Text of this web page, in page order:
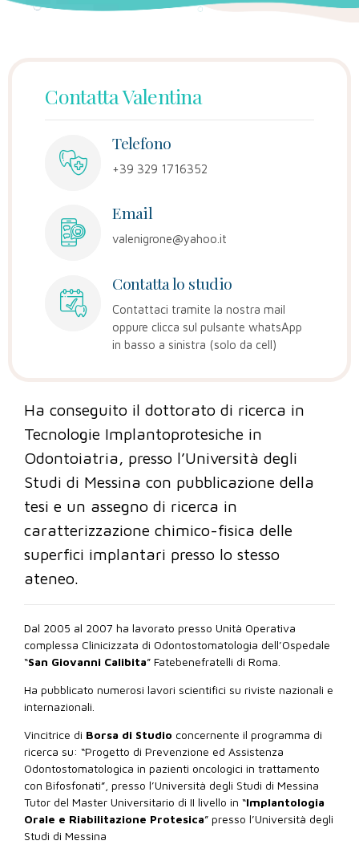
Contatta Valentina
Telefono
+39 329 1716352
Email
valenigrone@yahoo.it
Contatta lo studio
Contattaci tramite la nostra mail
oppure clicca sul pulsante whatsApp
in basso a sinistra (solo da cell)
Ha conseguito il dottorato di ricerca in
Tecnologie Implantoprotesiche in
Odontoiatria, presso l’Università degli
Studi di Messina con pubblicazione della
tesi e un assegno di ricerca in
caratterizzazione chimico-fisica delle
superfici implantari presso lo stesso
ateneo.
Dal 2005 al 2007 ha lavorato presso Unità Operativa
complessa Clinicizzata di Odontostomatologia dell’Ospedale
“San Giovanni Calibita” Fatebenefratelli di Roma.
Ha pubblicato numerosi lavori scientifici su riviste nazionali e
internazionali.
Vincitrice di Borsa di Studio concernente il programma di
ricerca su: “Progetto di Prevenzione ed Assistenza
Odontostomatologica in pazienti oncologici in trattamento
con Bifosfonati”, presso l’Università degli Studi di Messina
Tutor del Master Universitario di II livello in “Implantologia
Orale e Riabilitazione Protesica” presso l’Università degli
Studi di Messina